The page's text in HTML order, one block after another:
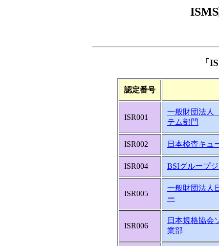
「
認定番号
ISR001
一般財団法
テム部門
ISR002 日本検査キュ
ISR004 BSIグループ
ISR005
一般財団法人
ー
ISR006
日本規格協
業部